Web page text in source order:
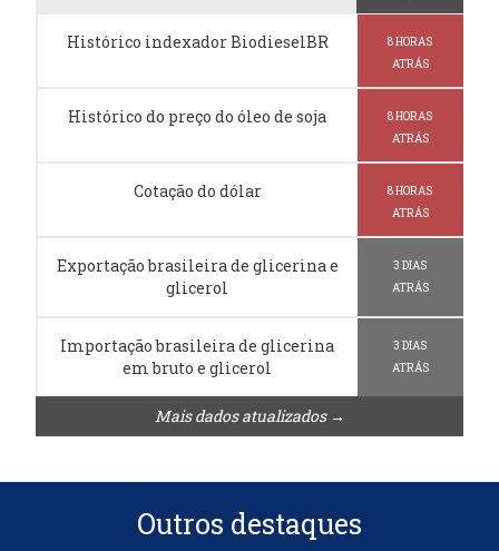
Histórico indexador BiodieselBR
8 HORAS
ATRÁS
Histórico do preço do óleo de soja
8 HORAS
ATRÁS
Cotação do dólar
8 HORAS
ATRÁS
Exportação brasileira de glicerina e
glicerol
3 DIAS
ATRÁS
Importação brasileira de glicerina
em bruto e glicerol
3 DIAS
ATRÁS
Mais dados atualizados →
Outros destaques